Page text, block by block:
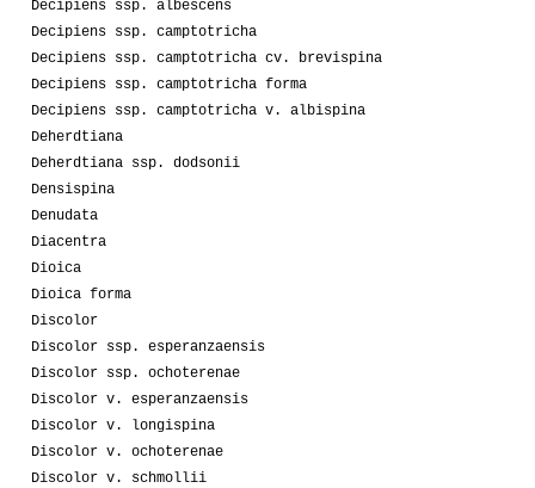
Decipiens ssp. albescens
Decipiens ssp. camptotricha
Decipiens ssp. camptotricha cv. brevispina
Decipiens ssp. camptotricha forma
Decipiens ssp. camptotricha v. albispina
Deherdtiana
Deherdtiana ssp. dodsonii
Densispina
Denudata
Diacentra
Dioica
Dioica forma
Discolor
Discolor ssp. esperanzaensis
Discolor ssp. ochoterenae
Discolor v. esperanzaensis
Discolor v. longispina
Discolor v. ochoterenae
Discolor v. schmollii